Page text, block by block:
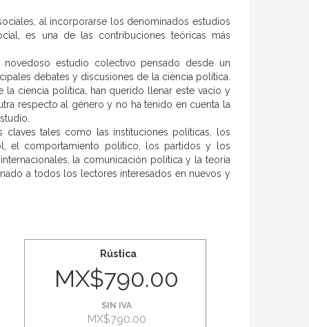
al incorporarse los denominados estudios
es una de las contribuciones teóricas más
novedoso estudio colectivo pensado desde un
debates y discusiones de la ciencia política.
ciencia política, han querido llenar este vacío y
respecto al género y no ha tenido en cuenta la
tales como las instituciones políticas, los
el comportamiento político, los partidos y los
la comunicación política y la teoría
a todos los lectores interesados en nuevos y
Rústica
MX$790.00
SIN IVA
MX$790.00